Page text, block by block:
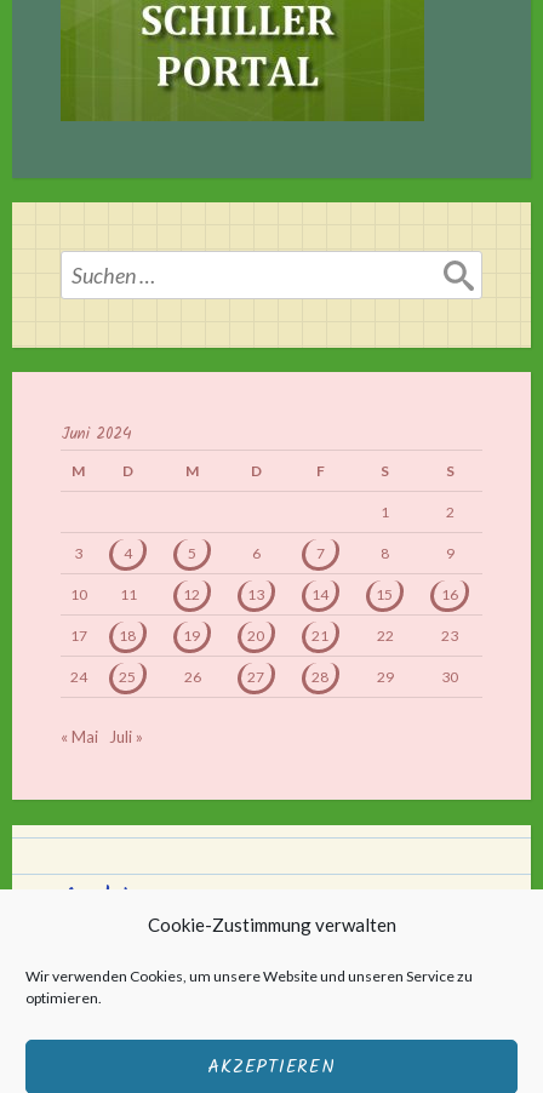
Cookie-Zustimmung verwalten
Wir verwenden Cookies, um unsere Website und unseren Service zu
optimieren.
AKZEPTIEREN
Suchen
nach:
Juni 2024
M D M D F S S
1 2
3 4 5 6 7 8 9
10 11 12 13 14 15 16
17 18 19 20 21 22 23
24 25 26 27 28 29 30
« Mai Juli »
Archiv